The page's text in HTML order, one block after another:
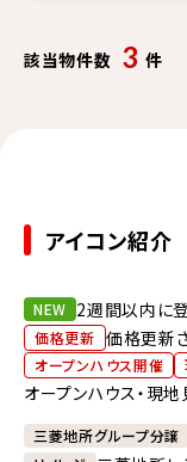
該当物件数 3 件
アイコン紹介
NEW 2週間以内に
価格更新 価格更新
オープンハウス開催
オープンハウス・現
三菱地所グループ分譲